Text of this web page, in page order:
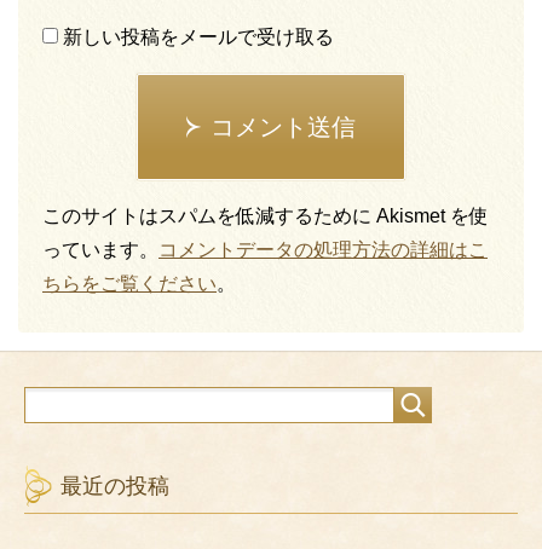
新しい投稿をメールで受け取る
コメント送信
このサイトはスパムを低減するために Akismet を使
っています。
コメントデータの処理方法の詳細はこ
ちらをご覧ください。
最近の投稿